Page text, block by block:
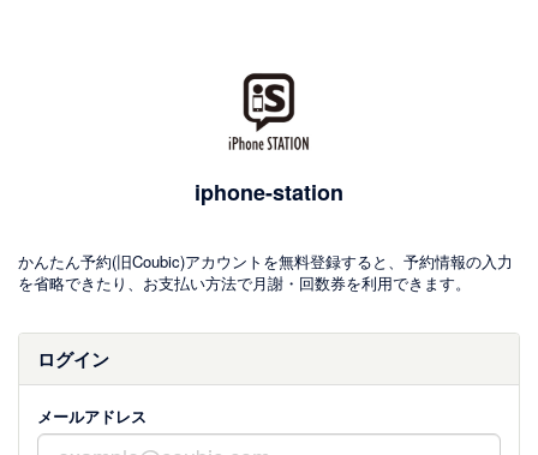
iphone-station
かんたん予約(旧Coubic)アカウントを無料登録すると、予約情報の入力
を省略できたり、お支払い方法で月謝・回数券を利用できます。
ログイン
メールアドレス